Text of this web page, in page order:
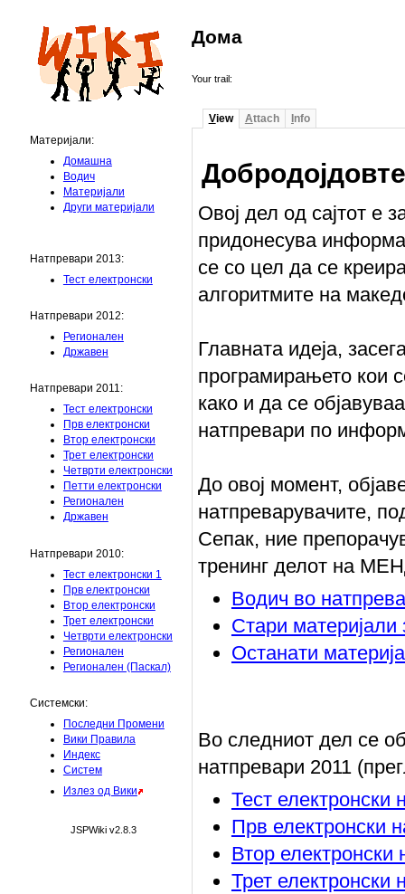
Дома
Your trail:
View Attach Info
Овој дел од сајтот е
придонесува
се со цел да се
алгоритмите на
Главната идеја,
програмирањето кои
како и да се
натпревари по
До овој момент,
натпреварувачите,
Сепак, ние
тренинг делот на
Водич во
Стари
Останати
Во следниот дел се
натпревари 2011
Тест електронски
Прв електронски
Втор електронски
Трет електронски
Материјали:
Домашна
Водич
Материјали
Други материјали
Натпревари 2013:
Тест електронски
Натпревари 2012:
Регионален
Државен
Натпревари 2011:
Тест електронски
Прв електронски
Втор електронски
Трет електронски
Четврти електронски
Петти електронски
Регионален
Државен
Натпревари 2010:
Тест електронски 1
Прв електронски
Втор електронски
Трет електронски
Четврти електронски
Регионален
Регионален (Паскал)
Системски:
Последни Промени
Вики Правила
Индекс
Систем
Излез од Вики
JSPWiki v2.8.3